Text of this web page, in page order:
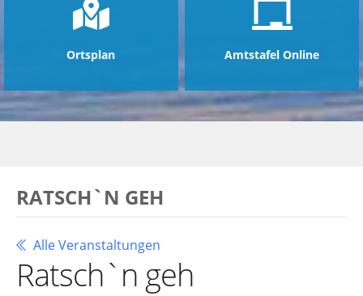
Ortsplan Amtstafel Online
RATSCH`N GEH
Alle Veranstaltungen
Ratsch`n geh